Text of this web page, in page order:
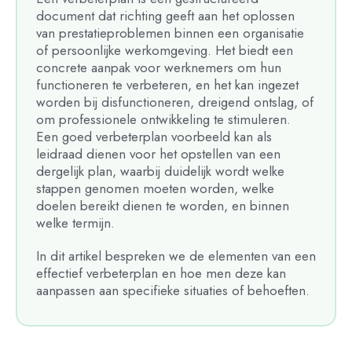
document dat richting geeft aan het oplossen
van prestatieproblemen binnen een organisatie
of persoonlijke werkomgeving. Het biedt een
concrete aanpak voor werknemers om hun
functioneren te verbeteren, en het kan ingezet
worden bij disfunctioneren, dreigend ontslag, of
om professionele ontwikkeling te stimuleren.
Een goed verbeterplan voorbeeld kan als
leidraad dienen voor het opstellen van een
dergelijk plan, waarbij duidelijk wordt welke
stappen genomen moeten worden, welke
doelen bereikt dienen te worden, en binnen
welke termijn.
In dit artikel bespreken we de elementen van een
effectief verbeterplan en hoe men deze kan
aanpassen aan specifieke situaties of behoeften.